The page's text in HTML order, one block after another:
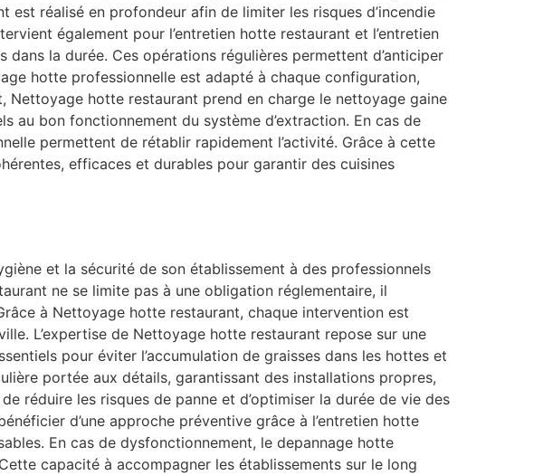
est réalisé en profondeur afin de limiter les risques d’incendie
également pour l’entretien hotte restaurant et l’entretien
la durée. Ces opérations régulières permettent d’anticiper
hotte professionnelle est adapté à chaque configuration,
hotte restaurant prend en charge le nettoyage gaine
au bon fonctionnement du système d’extraction. En cas de
permettent de rétablir rapidement l’activité. Grâce à cette
efficaces et durables pour garantir des cuisines
et la sécurité de son établissement à des professionnels
ne se limite pas à une obligation réglementaire, il
à Nettoyage hotte restaurant, chaque intervention est
L’expertise de Nettoyage hotte restaurant repose sur une
pour éviter l’accumulation de graisses dans les hottes et
portée aux détails, garantissant des installations propres,
réduire les risques de panne et d’optimiser la durée de vie des
d’une approche préventive grâce à l’entretien hotte
En cas de dysfonctionnement, le depannage hotte
capacité à accompagner les établissements sur le long